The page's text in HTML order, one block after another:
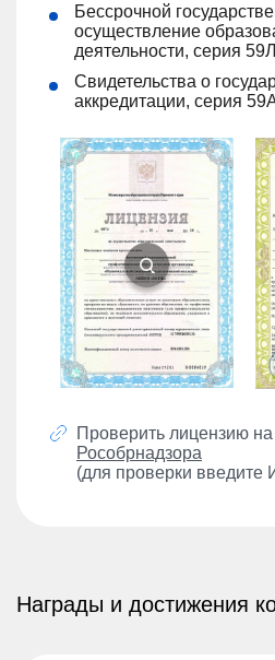
Бессрочной
осуществление
деятельности, серия
Свидетельства о
аккредитации, серия
Проверить лицензию на
Рособрнадзора
(для проверки
Награды и достижения